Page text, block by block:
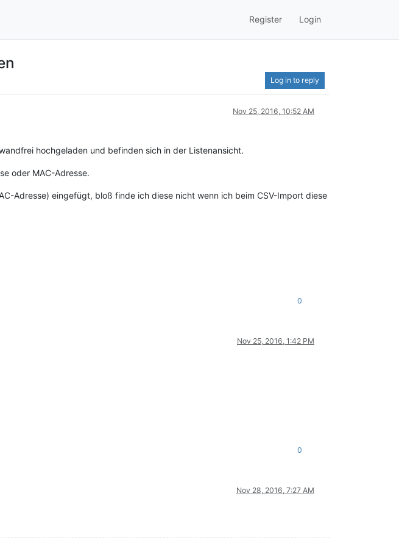
Register Login
Log in to reply
Nov 25, 2016, 10:52 AM
hochgeladen und befinden sich in der Listenansicht.
oder MAC-Adresse.
Adresse) eingefügt, bloß finde ich diese nicht wenn ich beim CSV-Import diese
0
Nov 25, 2016, 1:42 PM
0
Nov 28, 2016, 7:27 AM